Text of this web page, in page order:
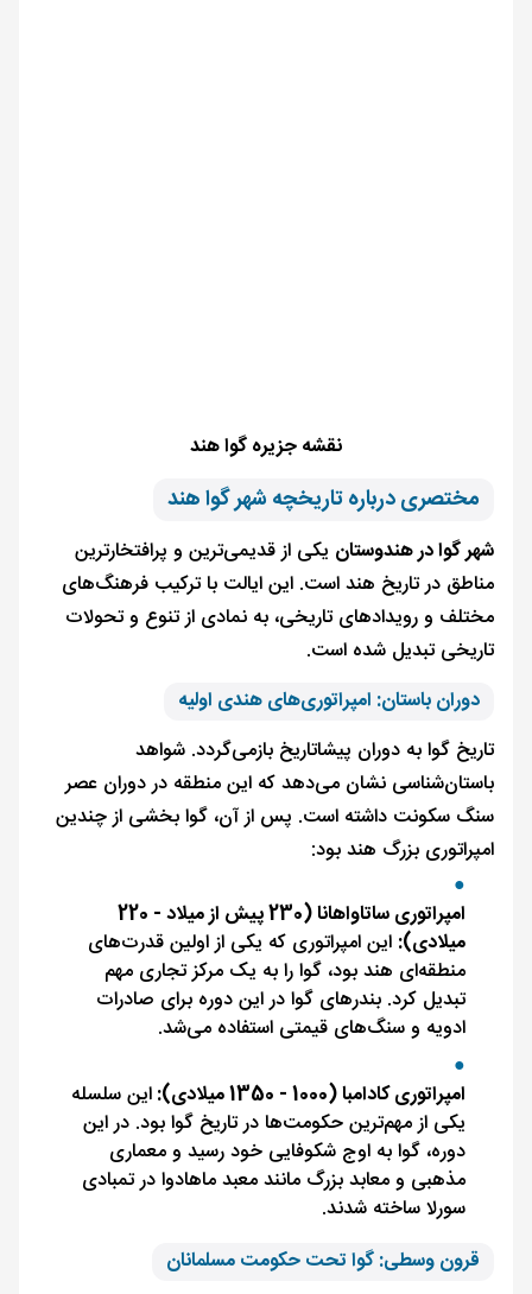
نقشه جزیره گوا هند
مختصری درباره تاریخچه شهر گوا هند
شهر گوا در هندوستان یکی از قدیمی‌ترین و پرافتخارترین
مناطق در تاریخ هند است. این ایالت با ترکیب فرهنگ‌های
مختلف و رویدادهای تاریخی، به نمادی از تنوع و تحولات
تاریخی تبدیل شده است.
دوران باستان: امپراتوری‌های هندی اولیه
تاریخ گوا به دوران پیشاتاریخ بازمی‌گردد. شواهد
باستان‌شناسی نشان می‌دهد که این منطقه در دوران عصر
سنگ سکونت داشته است. پس از آن، گوا بخشی از چندین
امپراتوری بزرگ هند بود:
امپراتوری ساتاواهانا (230 پیش از میلاد - 220
میلادی): این امپراتوری که یکی از اولین قدرت‌های
منطقه‌ای هند بود، گوا را به یک مرکز تجاری مهم
تبدیل کرد. بندرهای گوا در این دوره برای صادرات
ادویه و سنگ‌های قیمتی استفاده می‌شد.
امپراتوری کادامبا (1000 - 1350 میلادی):
این سلسله
یکی از مهم‌ترین حکومت‌ها در تاریخ گوا بود. در این
دوره، گوا به اوج شکوفایی خود رسید و معماری
مذهبی و معابد بزرگ مانند معبد ماهادوا در تمبادی
سورلا ساخته شدند.
قرون وسطی: گوا تحت حکومت مسلمانان